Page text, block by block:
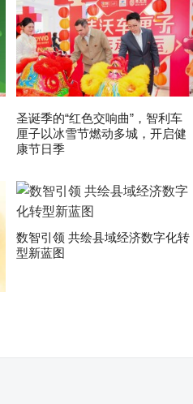
圣诞季的“红色交响曲”，智利车
厘子以冰雪节燃动多城，开启健
康节日季
数智引领 共绘县域经济数字化转
型新蓝图